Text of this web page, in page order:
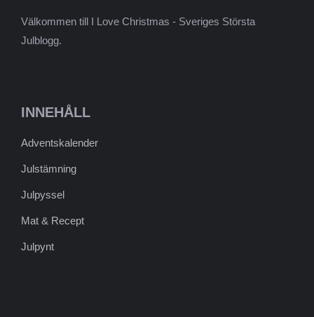
Välkommen till I Love Christmas - Sveriges Största
Julblogg.
INNEHÅLL
Adventskalender
Julstämning
Julpyssel
Mat & Recept
Julpynt